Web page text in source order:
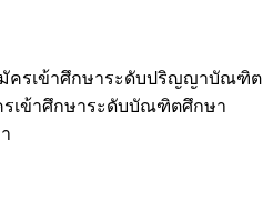
ครเข้าศึกษาระดับปริญญาบัณฑิต
รเข้าศึกษาระดับบัณฑิตศึกษา